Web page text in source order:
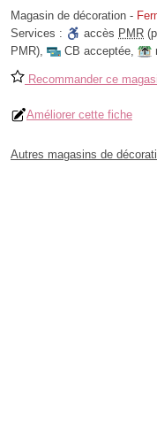
Magasin de décoration -
Services :
accès PMR
PMR), CB acceptée,
Recommander ce
Améliorer cette fiche
Autres magasins de